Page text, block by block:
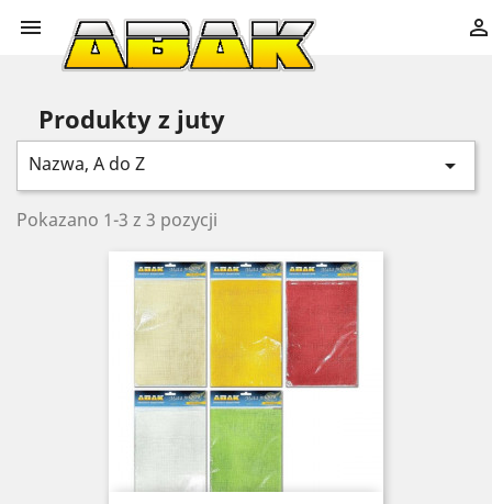
 
Produkty z juty
Nazwa, A do Z 
Pokazano 1-3 z 3 pozycji